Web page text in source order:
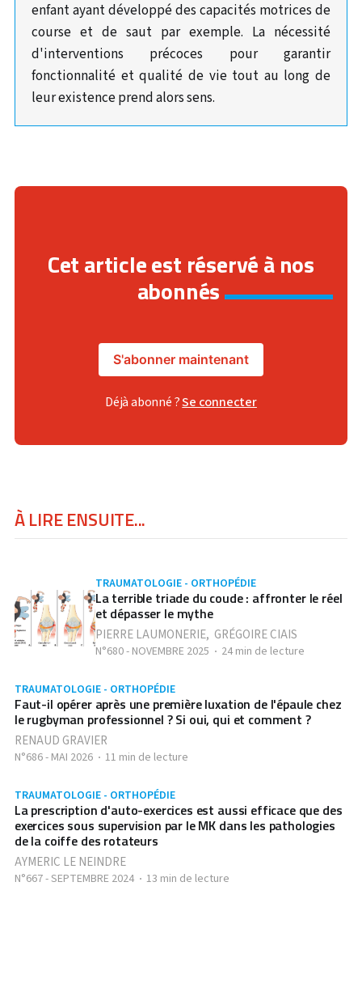
enfant ayant développé des capacités motrices de
course et de saut par exemple. La nécessité
d'interventions précoces pour garantir
fonctionnalité et qualité de vie tout au long de
leur existence prend alors sens.
Cet article est réservé à nos
abonnés
S'abonner maintenant
Déjà abonné ?Se connecter
À LIRE ENSUITE...
TRAUMATOLOGIE - ORTHOPÉDIE
La terrible triade du coude : affronter le réel
et dépasser le mythe
PIERRE LAUMONERIE, GRÉGOIRE CIAIS
N°680 - NOVEMBRE 2025 24 min de lecture
TRAUMATOLOGIE - ORTHOPÉDIE
Faut-il opérer après une première luxation de l'épaule chez
le rugbyman professionnel ? Si oui, qui et comment ?
RENAUD GRAVIER
N°686 - MAI 2026 11 min de lecture
TRAUMATOLOGIE - ORTHOPÉDIE
La prescription d'auto-exercices est aussi efficace que des
exercices sous supervision par le MK dans les pathologies
de la coiffe des rotateurs
AYMERIC LE NEINDRE
N°667 - SEPTEMBRE 2024 13 min de lecture